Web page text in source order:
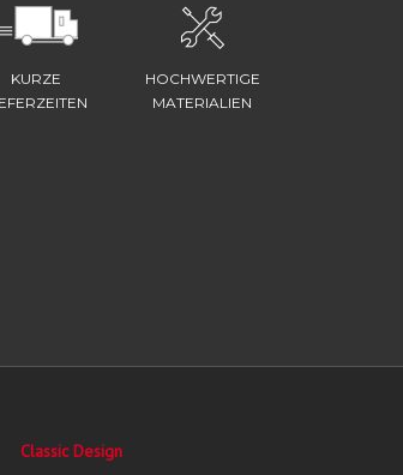
KURZE
HOCHWERTIGE
MATERIALIEN
Classic Design